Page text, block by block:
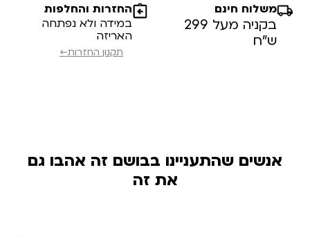
משלוח חינם
בקניה מעל 299
ש”ח
החזרות והחלפות
במידה ולא נפתחה
האריזה
תקנון החזרות←
אנשים שהתעניינו בבושם זה אהבו גם
את זה